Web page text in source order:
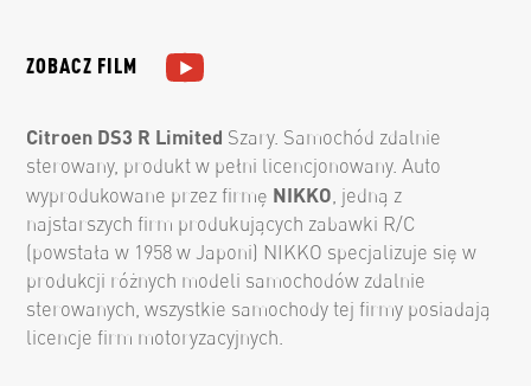
ZOBACZ FILM
Citroen DS3 R Limited Szary. Samochód zdalnie
sterowany, produkt w pełni licencjonowany. Auto
wyprodukowane przez firmę NIKKO, jedną z
najstarszych firm produkujących zabawki R/C
(powstała w 1958 w Japoni) NIKKO specjalizuje się w
produkcji różnych modeli samochodów zdalnie
sterowanych, wszystkie samochody tej firmy posiadają
licencje firm motoryzacyjnych.